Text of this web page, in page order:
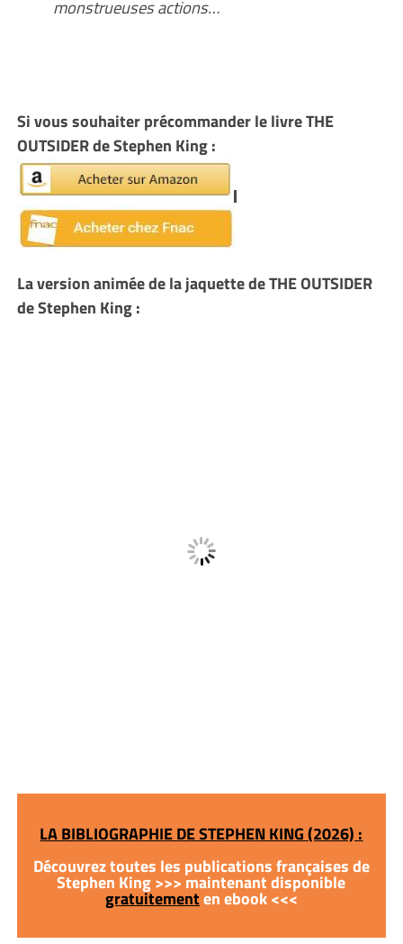
monstrueuses actions…
Si vous souhaiter précommander le livre THE
OUTSIDER de Stephen King :
La version animée de la jaquette de THE OUTSIDER
de Stephen King :
LA BIBLIOGRAPHIE DE STEPHEN KING (2026) :
Découvrez toutes les publications françaises de
Stephen King >>> maintenant disponible
gratuitementen ebook <<<